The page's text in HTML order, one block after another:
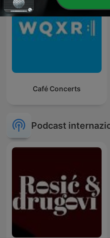
Café Concerts
Podcast